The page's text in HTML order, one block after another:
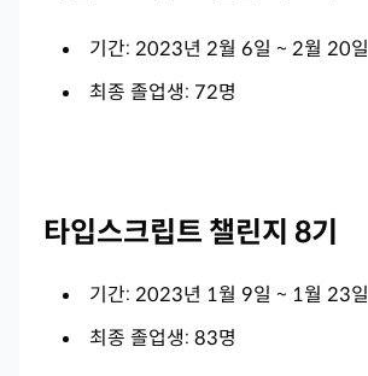
기간: 2023년 2월 6일 ~ 2월 20일
최종 졸업생: 72명
타입스크립트 챌린지 8기
기간: 2023년 1월 9일 ~ 1월 23일
최종 졸업생: 83명